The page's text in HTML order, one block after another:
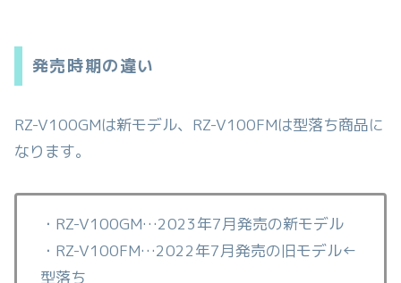
発売時期の違い
RZ-V100GMは新モデル、RZ-V100FMは型落ち商品に
なります。
・RZ-V100GM…2023年7月発売の新モデル
・RZ-V100FM…2022年7月発売の旧モデル←
型落ち